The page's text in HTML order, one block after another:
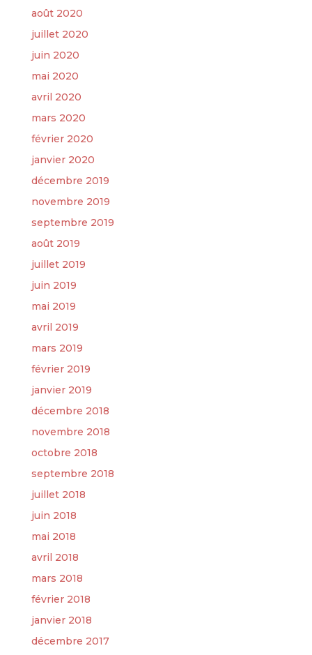
août 2020
juillet 2020
juin 2020
mai 2020
avril 2020
mars 2020
février 2020
janvier 2020
décembre 2019
novembre 2019
septembre 2019
août 2019
juillet 2019
juin 2019
mai 2019
avril 2019
mars 2019
février 2019
janvier 2019
décembre 2018
novembre 2018
octobre 2018
septembre 2018
juillet 2018
juin 2018
mai 2018
avril 2018
mars 2018
février 2018
janvier 2018
décembre 2017